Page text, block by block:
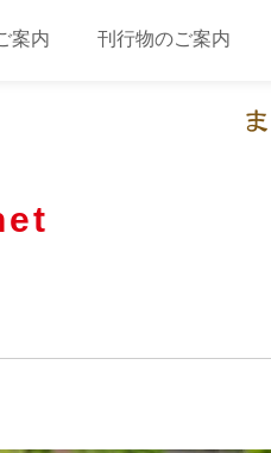
案内 刊行物のご案内